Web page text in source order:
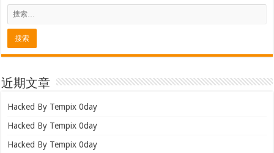
近期文章
Hacked By Tempix 0day
Hacked By Tempix 0day
Hacked By Tempix 0day